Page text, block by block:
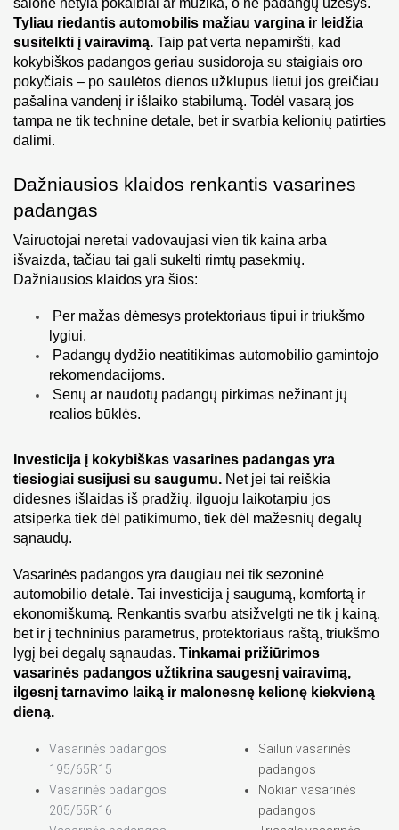
Tyliau riedantis automobilis mažiau vargina ir leidžia
susitelkti į vairavimą. Taip pat verta nepamiršti, kad
kokybiškos padangos geriau susidoroja su staigiais oro
pokyčiais – po saulėtos dienos užklupus lietui jos greičiau
pašalina vandenį ir išlaiko stabilumą. Todėl vasarą jos
tampa ne tik technine detale, bet ir svarbia kelionių patirties
dalimi.
Dažniausios klaidos renkantis vasarines
padangas
Vairuotojai neretai vadovaujasi vien tik kaina arba
išvaizda, tačiau tai gali sukelti rimtų pasekmių.
Dažniausios klaidos yra šios:
Per mažas dėmesys protektoriaus tipui ir triukšmo
lygiui.
Padangų dydžio neatitikimas automobilio gamintojo
rekomendacijoms.
Senų ar naudotų padangų pirkimas nežinant jų
realios būklės.
Investicija į kokybiškas vasarines padangas yra
tiesiogiai susijusi su saugumu. Net jei tai reiškia
didesnes išlaidas iš pradžių, ilguoju laikotarpiu jos
atsiperka tiek dėl patikimumo, tiek dėl mažesnių degalų
sąnaudų.
Vasarinės padangos yra daugiau nei tik sezoninė
automobilio detalė. Tai investicija į saugumą, komfortą ir
ekonomiškumą. Renkantis svarbu atsižvelgti ne tik į kainą,
bet ir į techninius parametrus, protektoriaus raštą, triukšmo
lygį bei degalų sąnaudas. Tinkamai prižiūrimos
vasarinės padangos užtikrina saugesnį vairavimą,
ilgesnį tarnavimo laiką ir malonesnę kelionę kiekvieną
dieną.
Vasarinės padangos
195/65R15
Vasarinės padangos
205/55R16
Sailun vasarinės
padangos
Nokian vasarinės
padangos